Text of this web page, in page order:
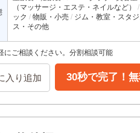
（マッサージ・エステ・ネイルなど）
ック
物販・小売 ジム・教室・スタ
ス・その他
にご相談ください。分割相談可能
入り追加 30秒で完了！